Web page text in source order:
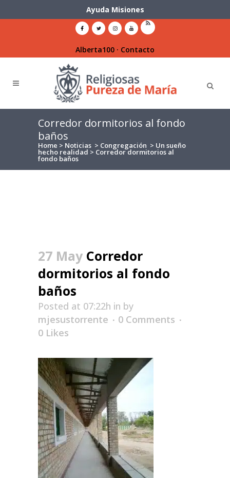
Ayuda Misiones
Alberta100 · Contacto
Corredor dormitorios al fondo
baños
Home > Noticias > Congregación > Un sueño
hecho realidad > Corredor dormitorios al
fondo baños
27 May Corredor
dormitorios al fondo
baños
Posted at 07:22h in by
mjesustorrente
0 Comments
0 Likes